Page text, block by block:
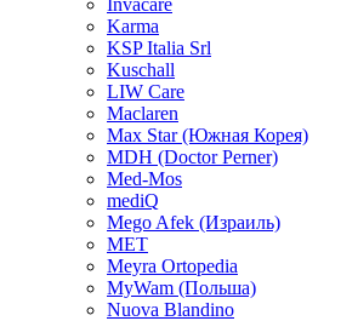
Invacare
Karma
KSP Italia Srl
Kuschall
LIW Care
Maclaren
Max Star (Южная Корея)
MDH (Doctor Perner)
Med-Mos
mediQ
Mego Afek (Израиль)
MET
Meyra Ortopedia
MyWam (Польша)
Nuova Blandino